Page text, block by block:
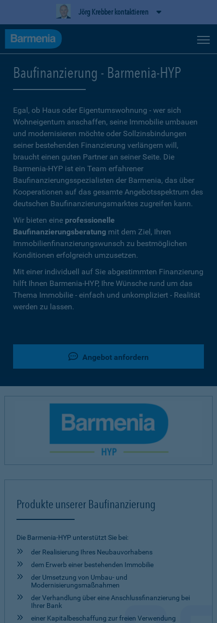
Jörg Krebber kontaktieren
Baufinanzierung - Barmenia-HYP
Egal, ob Haus oder Eigentumswohnung - wer sich
Wohneigentum anschaffen, seine Immobilie umbauen
und modernisieren möchte oder Sollzinsbindungen
seiner bestehenden Finanzierung verlängern will,
braucht einen guten Partner an seiner Seite. Die
Barmenia-HYP ist ein Team erfahrener
Baufinanzierungsspezialisten der Barmenia, das über
Kooperationen auf das gesamte Angebotsspektrum des
deutschen Baufinanzierungsmarktes zugreifen kann.
Wir bieten eine professionelle
Baufinanzierungsberatung mit dem Ziel, Ihren
Immobilienfinanzierungswunsch zu bestmöglichen
Konditionen erfolgreich umzusetzen.
Mit einer individuell auf Sie abgestimmten Finanzierung
hilft Ihnen Barmenia-HYP, Ihre Wünsche rund um das
Thema Immobilie - einfach und unkompliziert - Realität
werden zu lassen.
Angebot anfordern
Produkte unserer Baufinanzierung
Die Barmenia-HYP unterstützt Sie bei:
der Realisierung Ihres Neubauvorhabens
dem Erwerb einer bestehenden Immobilie
der Umsetzung von Umbau- und
Modernisierungsmaßnahmen
der Verhandlung über eine Anschlussfinanzierung bei
Ihrer Bank
einer Kapitalbeschaffung zur freien Verwendung